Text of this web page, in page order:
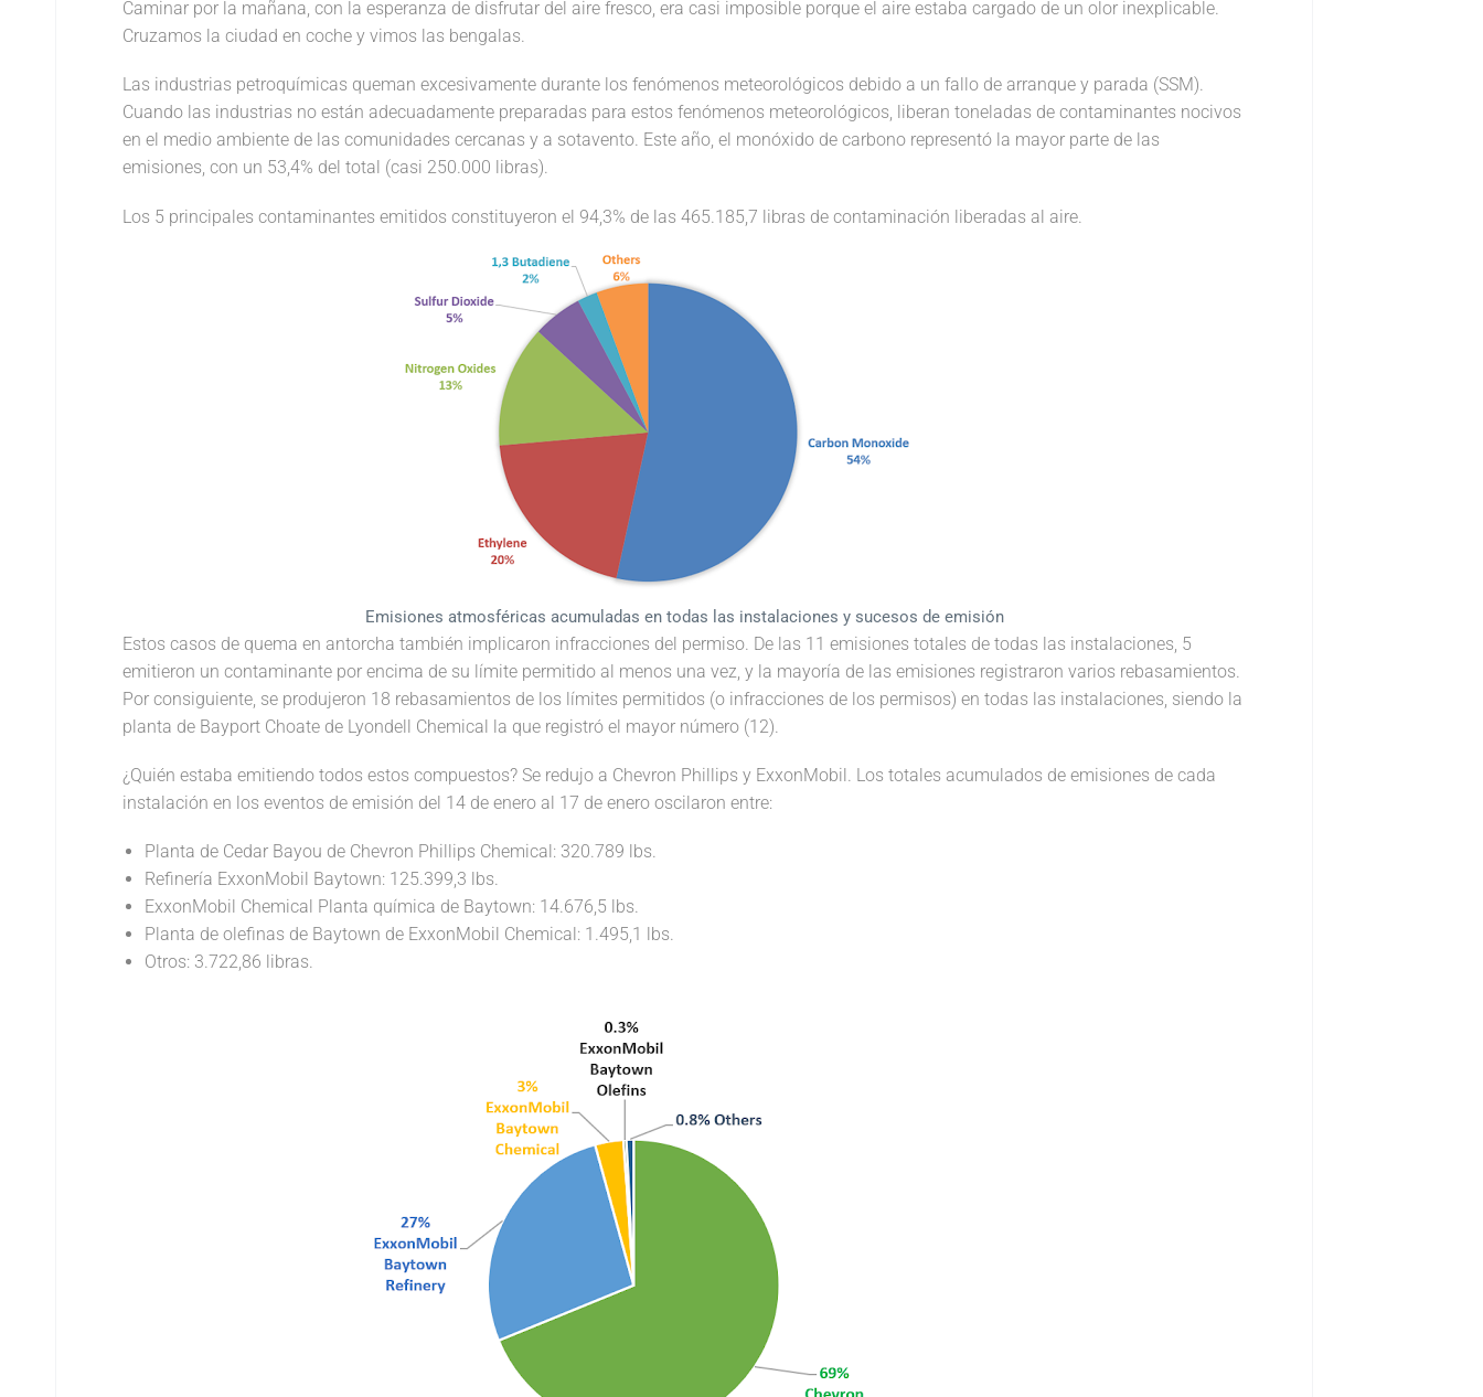
Caminar por la mañana, con la esperanza de disfrutar del aire fresco, era casi imposible porque el aire estaba cargado de un olor inexplicable.
Cruzamos la ciudad en coche y vimos las bengalas.
Las industrias petroquímicas queman excesivamente durante los fenómenos meteorológicos debido a un fallo de arranque y parada (SSM).
Cuando las industrias no están adecuadamente preparadas para estos fenómenos meteorológicos, liberan toneladas de contaminantes nocivos
en el medio ambiente de las comunidades cercanas y a sotavento. Este año, el monóxido de carbono representó la mayor parte de las
emisiones, con un 53,4% del total (casi 250.000 libras).
Los 5 principales contaminantes emitidos constituyeron el 94,3% de las 465.185,7 libras de contaminación liberadas al aire.
Emisiones atmosféricas acumuladas en todas las instalaciones y sucesos de emisión
Estos casos de quema en antorcha también implicaron infracciones del permiso. De las 11 emisiones totales de todas las instalaciones, 5
emitieron un contaminante por encima de su límite permitido al menos una vez, y la mayoría de las emisiones registraron varios rebasamientos.
Por consiguiente, se produjeron 18 rebasamientos de los límites permitidos (o infracciones de los permisos) en todas las instalaciones, siendo la
planta de Bayport Choate de Lyondell Chemical la que registró el mayor número (12).
¿Quién estaba emitiendo todos estos compuestos? Se redujo a Chevron Phillips y ExxonMobil. Los totales acumulados de emisiones de cada
instalación en los eventos de emisión del 14 de enero al 17 de enero oscilaron entre:
Planta de Cedar Bayou de Chevron Phillips Chemical: 320.789 lbs.
Refinería ExxonMobil Baytown: 125.399,3 lbs.
ExxonMobil Chemical Planta química de Baytown: 14.676,5 lbs.
Planta de olefinas de Baytown de ExxonMobil Chemical: 1.495,1 lbs.
Otros: 3.722,86 libras.